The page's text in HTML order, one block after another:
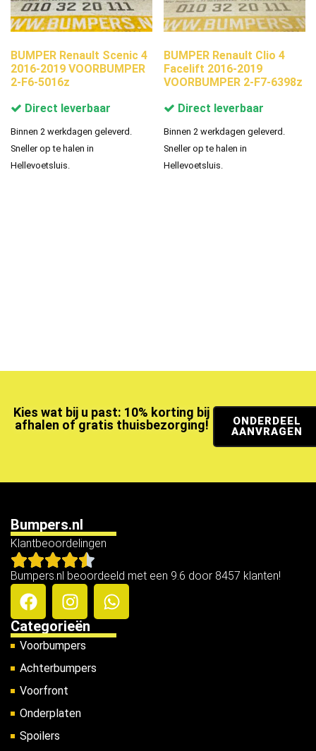
BUMPER Renault Scenic 4
2016-2019 VOORBUMPER
2-F6-5016z
Direct leverbaar
Binnen 2 werkdagen geleverd.
Sneller op te halen in
Hellevoetsluis.
BUMPER Renault Clio 4
Facelift 2016-2019
VOORBUMPER 2-F7-6398z
Direct leverbaar
Binnen 2 werkdagen geleverd.
Sneller op te halen in
Hellevoetsluis.
Kies wat bij u past: 10% korting bij
afhalen of gratis thuisbezorging!
ONDERDEEL
AANVRAGEN
Bumpers.nl
Klantbeoordelingen
Bumpers.nl beoordeeld met een 9.6 door 8457 klanten!
Categorieën
Voorbumpers
Achterbumpers
Voorfront
Onderplaten
Spoilers